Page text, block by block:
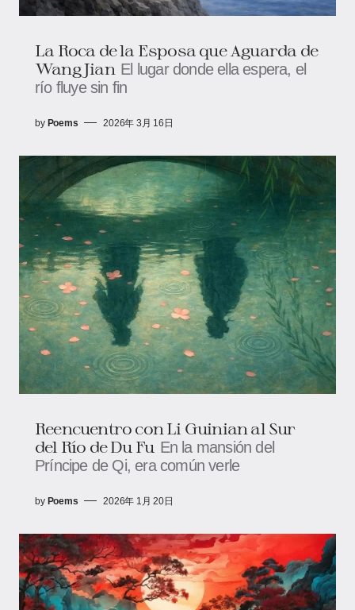
La Roca de la Esposa que Aguarda de
Wang Jian El lugar donde ella espera, el
río fluye sin fin
by Poems 2026年 3月 16日
Reencuentro con Li Guinian al Sur
del Río de Du Fu En la mansión del
Príncipe de Qi, era común verle
by Poems 2026年 1月 20日